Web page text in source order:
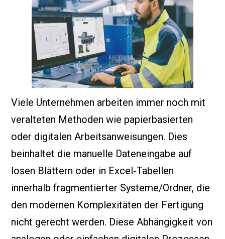
Viele Unternehmen arbeiten immer noch mit
veralteten Methoden wie papierbasierten
oder digitalen Arbeitsanweisungen. Dies
beinhaltet die manuelle Dateneingabe auf
losen Blättern oder in Excel-Tabellen
innerhalb fragmentierter Systeme/Ordner, die
den modernen Komplexitäten der Fertigung
nicht gerecht werden. Diese Abhängigkeit von